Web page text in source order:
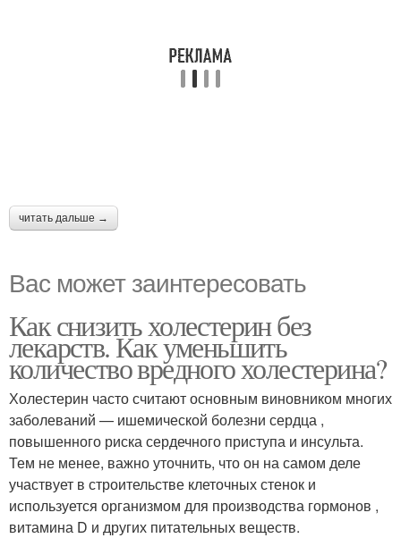
читать дальше →
Вас может заинтересовать
Как снизить холестерин без
лекарств. Как уменьшить
количество вредного холестерина?
Холестерин часто считают основным виновником многих
заболеваний — ишемической болезни сердца ,
повышенного риска сердечного приступа и инсульта.
Тем не менее, важно уточнить, что он на самом деле
участвует в строительстве клеточных стенок и
используется организмом для производства гормонов ,
витамина D и других питательных веществ.